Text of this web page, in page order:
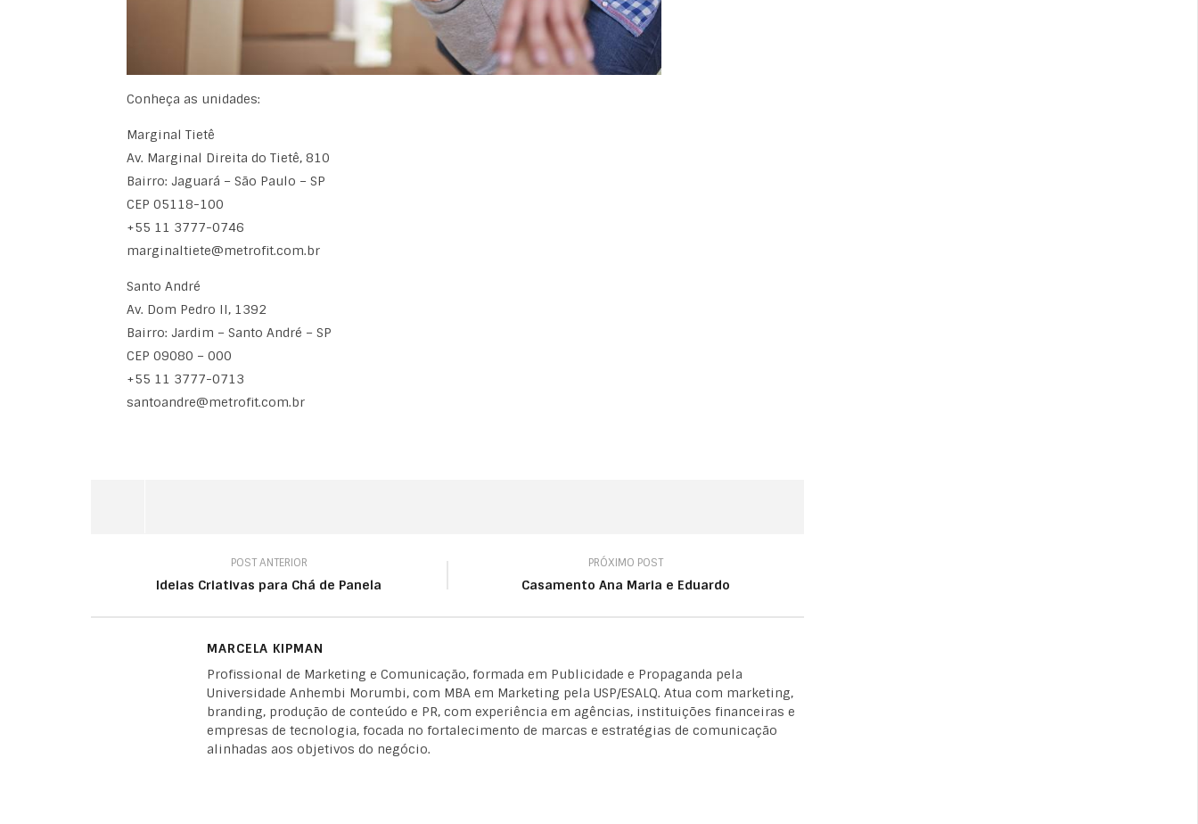
Conheça as unidades:
Marginal Tietê
Av. Marginal Direita do Tietê, 810
Bairro: Jaguará – São Paulo – SP
CEP 05118-100
+55 11 3777-0746
marginaltiete@metrofit.com.br
Santo André
Av. Dom Pedro II, 1392
Bairro: Jardim – Santo André – SP
CEP 09080 – 000
+55 11 3777-0713
santoandre@metrofit.com.br
POST ANTERIOR
Ideias Criativas para Chá de Panela
PRÓXIMO POST
Casamento Ana Maria e Eduardo
MARCELA KIPMAN
Profissional de Marketing e Comunicação, formada em Publicidade e Propaganda pela
Universidade Anhembi Morumbi, com MBA em Marketing pela USP/ESALQ. Atua com marketing,
branding, produção de conteúdo e PR, com experiência em agências, instituições financeiras e
empresas de tecnologia, focada no fortalecimento de marcas e estratégias de comunicação
alinhadas aos objetivos do negócio.